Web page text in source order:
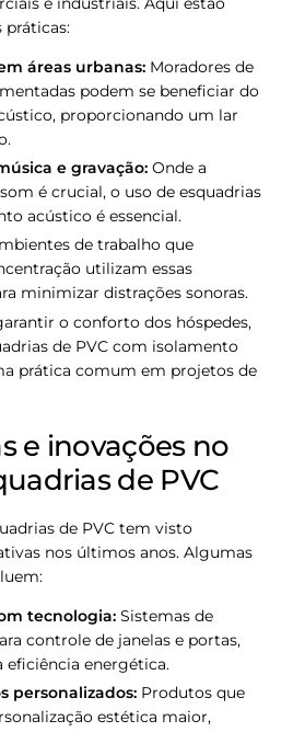
práticas:
áreas urbanas: Moradores de
podem se beneficiar do
proporcionando um lar
e gravação: Onde a
é crucial, o uso de esquadrias
acústico é essencial.
de trabalho que
utilizam essas
minimizar distrações sonoras.
o conforto dos hóspedes,
de PVC com isolamento
prática comum em projetos de
e inovações no
de PVC
de PVC tem visto
nos últimos anos. Algumas
tecnologia: Sistemas de
controle de janelas e portas,
eficiência energética.
personalizados: Produtos que
estética maior,